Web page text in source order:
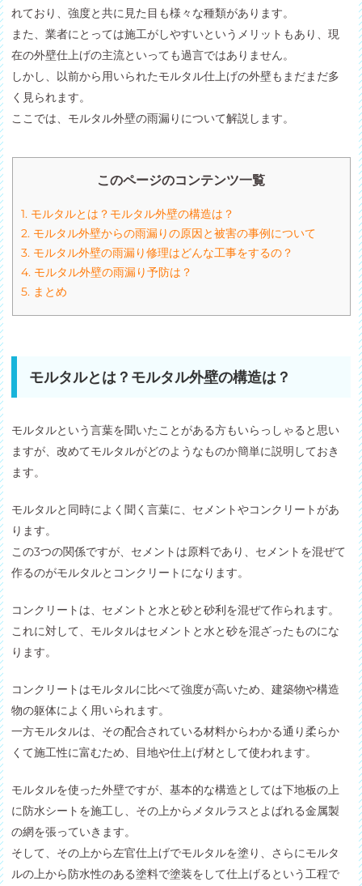
れており、強度と共に見た目も様々な種類があります。
また、業者にとっては施工がしやすいというメリットもあり、現
在の外壁仕上げの主流といっても過言ではありません。
しかし、以前から用いられたモルタル仕上げの外壁もまだまだ多
く見られます。
ここでは、モルタル外壁の雨漏りについて解説します。
このページのコンテンツ一覧
1.モルタルとは？モルタル外壁の構造は？
2.モルタル外壁からの雨漏りの原因と被害の事例について
3.モルタル外壁の雨漏り修理はどんな工事をするの？
4.モルタル外壁の雨漏り予防は？
5.まとめ
モルタルとは？モルタル外壁の構造は？
モルタルという言葉を聞いたことがある方もいらっしゃると思い
ますが、改めてモルタルがどのようなものか簡単に説明しておき
ます。
モルタルと同時によく聞く言葉に、セメントやコンクリートがあ
ります。
この3つの関係ですが、セメントは原料であり、セメントを混ぜて
作るのがモルタルとコンクリートになります。
コンクリートは、セメントと水と砂と砂利を混ぜて作られます。
これに対して、モルタルはセメントと水と砂を混ざったものにな
ります。
コンクリートはモルタルに比べて強度が高いため、建築物や構造
物の躯体によく用いられます。
一方モルタルは、その配合されている材料からわかる通り柔らか
くて施工性に富むため、目地や仕上げ材として使われます。
モルタルを使った外壁ですが、基本的な構造としては下地板の上
に防水シートを施工し、その上からメタルラスとよばれる金属製
の網を張っていきます。
そして、その上から左官仕上げでモルタルを塗り、さらにモルタ
ルの上から防水性のある塗料で塗装をして仕上げるという工程で